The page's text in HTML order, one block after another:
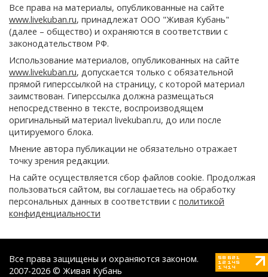
Все права на материалы, опубликованные на сайте
www.livekuban.ru, принадлежат ООО "Живая Кубань"
(далее – общество) и охраняются в соответствии с
законодательством РФ.
Использование материалов, опубликованных на сайте
www.livekuban.ru, допускается только с обязательной
прямой гиперссылкой на страницу, с которой материал
заимствован. Гиперссылка должна размещаться
непосредственно в тексте, воспроизводящем
оригинальный материал livekuban.ru, до или после
цитируемого блока.
Мнение автора публикации не обязательно отражает
точку зрения редакции.
На сайте осуществляется сбор файлов cookie. Продолжая
пользоваться сайтом, вы соглашаетесь на обработку
персональных данных в соответствии с политикой
конфиденциальности
Все права защищены и охраняются законом.
2007-2026 © Живая Кубань